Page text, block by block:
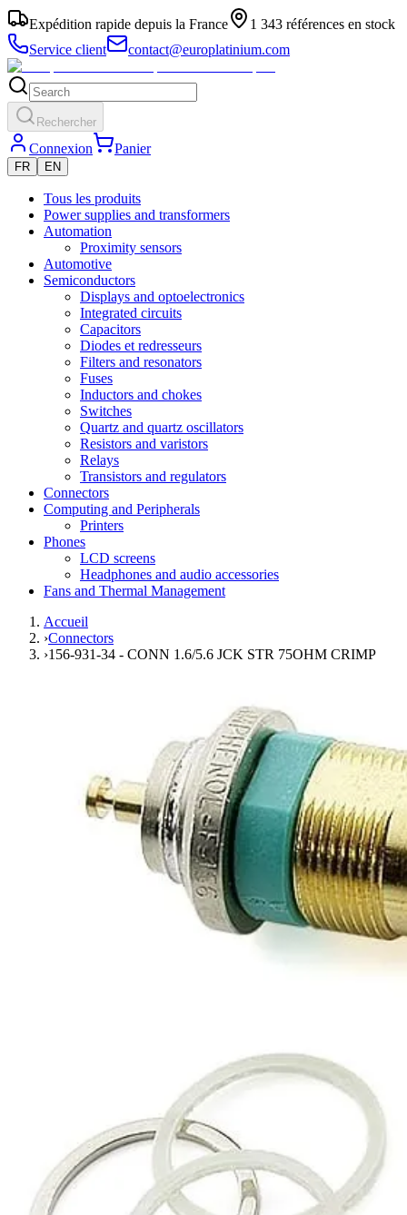
Expédition rapide depuis la France
1 343 références en stock
Service client
contact@europlatinium.com
Rechercher
Connexion Panier
FR EN
Tous les produits
Power supplies and transformers
Automation
Proximity sensors
Automotive
Semiconductors
Displays and optoelectronics
Integrated circuits
Capacitors
Diodes et redresseurs
Filters and resonators
Fuses
Inductors and chokes
Switches
Quartz and quartz oscillators
Resistors and varistors
Relays
Transistors and regulators
Connectors
Computing and Peripherals
Printers
Phones
LCD screens
Headphones and audio accessories
Fans and Thermal Management
Accueil
›Connectors
›156-931-34 - CONN 1.6/5.6 JCK STR 75OHM CRIMP